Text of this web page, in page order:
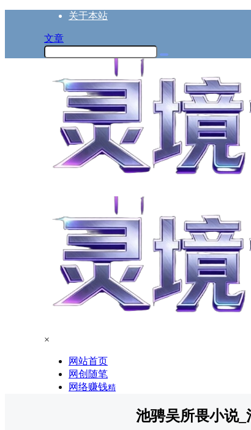
关于本站
文章
×
网站首页
网创随笔
网络赚钱精
池骋吴所畏小说